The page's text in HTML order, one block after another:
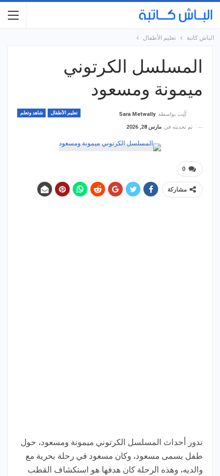
الباش كاتبة تعليم الأطفال
المسلسل الكرتوني
ميمونة ومسعود
تعليم الأطفال شاهد وتعلم كُتِب بواسطة Sara Metwally
تم تحديثه في مارس 28, 2026
0
مشاركة
تدور أحداث المسلسل الكرتوني ميمونة ومسعود، حول
طفل يسمى مسعود، وكان مسعود في رحلة بحرية مع
والديه، وهذه الرحلة كان هدفها هو استكشاف القطب